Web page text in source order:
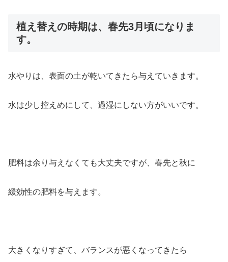
植え替えの時期は、春先3月頃になりま
す。
水やりは、表面の土が乾いてきたら与えていきます。
水は少し控えめにして、過湿にしない方がいいです。
肥料は余り与えなくても大丈夫ですが、春先と秋に
緩効性の肥料を与えます。
大きくなりすぎて、バランスが悪くなってきたら